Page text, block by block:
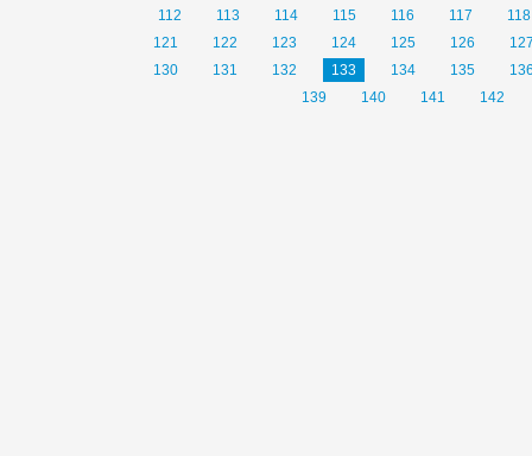
112
113 114 115 116 117
118
121
122 123 124 125 126
130
131 132 133 134 135
139
140 141 142